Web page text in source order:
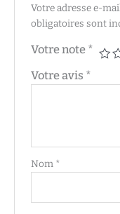
Votre adresse e-
obligatoires sont
Votre note *
Votre avis *
Nom *